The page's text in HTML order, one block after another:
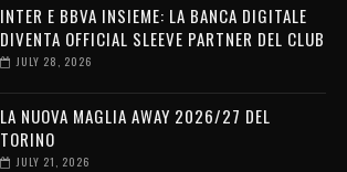
INTER E BBVA INSIEME: LA BANCA DIGITALE
DIVENTA OFFICIAL SLEEVE PARTNER DEL CLUB
JULY 28, 2026
LA NUOVA MAGLIA AWAY 2026/27 DEL
TORINO
JULY 21, 2026